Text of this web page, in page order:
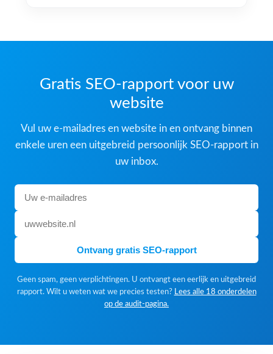
Gratis SEO-rapport voor uw
website
Vul uw e-mailadres en website in en ontvang binnen
enkele uren een uitgebreid persoonlijk SEO-rapport in
uw inbox.
Ontvang gratis SEO-rapport
Geen spam, geen verplichtingen. U ontvangt een eerlijk en uitgebreid
rapport. Wilt u weten wat we precies testen? Lees alle 18 onderdelen
op de audit-pagina.